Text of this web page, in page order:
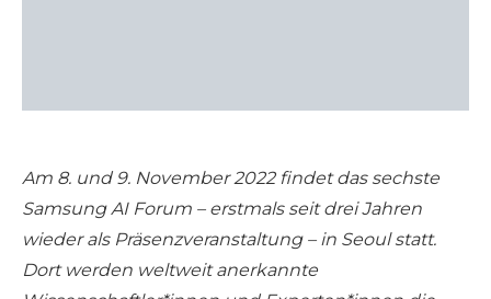
Am 8. und 9. November 2022 findet das sechste
Samsung AI Forum – erstmals seit drei Jahren
wieder als Präsenzveranstaltung – in Seoul statt.
Dort werden weltweit anerkannte